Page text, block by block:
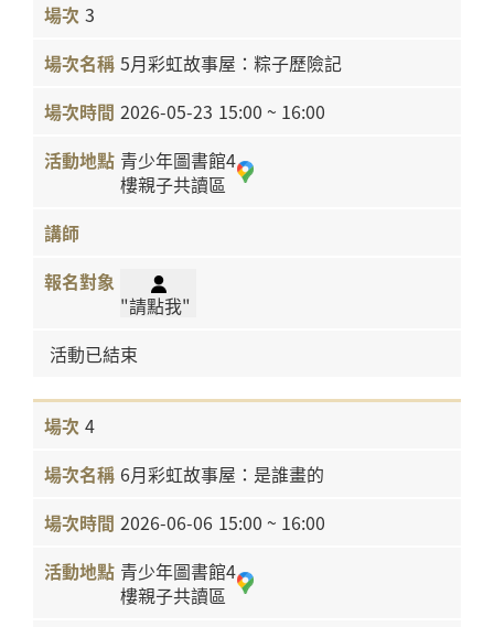
3
5月彩虹故事屋：粽子歷險記
2026-05-23 15:00 ~ 16:00
青少年圖書館4
樓親子共讀區
"請點我"
活動已結束
4
6月彩虹故事屋：是誰畫的
2026-06-06 15:00 ~ 16:00
青少年圖書館4
樓親子共讀區